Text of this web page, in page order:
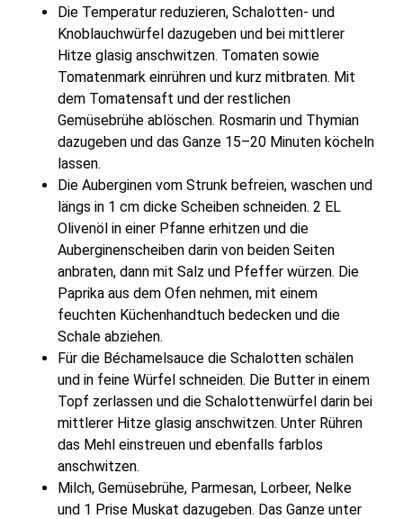
Die Temperatur reduzieren, Schalotten- und
Knoblauchwürfel dazugeben und bei mittlerer
Hitze glasig anschwitzen. Tomaten sowie
Tomatenmark einrühren und kurz mitbraten. Mit
dem Tomatensaft und der restlichen
Gemüsebrühe ablöschen. Rosmarin und Thymian
dazugeben und das Ganze 15–20 Minuten köcheln
lassen.
Die Auberginen vom Strunk befreien, waschen und
längs in 1 cm dicke Scheiben schneiden. 2 EL
Olivenöl in einer Pfanne erhitzen und die
Auberginenscheiben darin von beiden Seiten
anbraten, dann mit Salz und Pfeffer würzen. Die
Paprika aus dem Ofen nehmen, mit einem
feuchten Küchenhandtuch bedecken und die
Schale abziehen.
Für die Béchamelsauce die Schalotten schälen
und in feine Würfel schneiden. Die Butter in einem
Topf zerlassen und die Schalottenwürfel darin bei
mittlerer Hitze glasig anschwitzen. Unter Rühren
das Mehl einstreuen und ebenfalls farblos
anschwitzen.
Milch, Gemüsebrühe, Parmesan, Lorbeer, Nelke
und 1 Prise Muskat dazugeben. Das Ganze unter